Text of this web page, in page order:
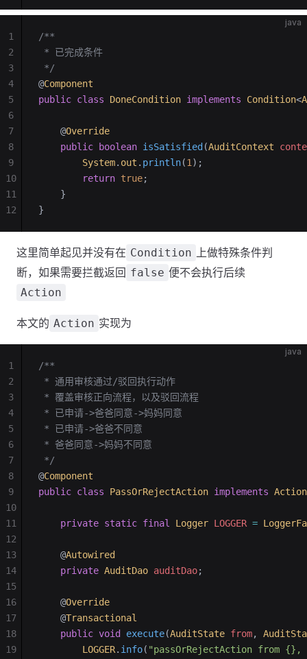
java
/**
* 已完成条件
*/
@Component
public class DoneCondition implements Condition<
    @
Override
    public
boolean isSatisfied (AuditContext
        System
. out . println(1);
        return
true;
    }
}
1
2
3
4
5
6
7
8
9
10
11
12
这里简单起见并没有在 Condition 上做特殊条件判
断，如果需要拦截返回 false 便不会执行后续
Action
本文的 Action 实现为
java
/**
* 通用审核通过/驳回执行动作
* 覆盖审核正向流程，以及驳回流程
* 已申请->爸爸同意->妈妈同意
* 已申请->爸爸不同意
* 爸爸同意->妈妈不同意
*/
@Component
public class PassOrRejectAction implements Action
    private
static final Logger LOGGER =
    @
Autowired
    private
AuditDao auditDao;
    @
Override
    @
Transactional
    public
void execute(AuditState from,
        LOGGER
. info( "passOrRejectAction from
1
2
3
4
5
6
7
8
9
10
11
12
13
14
15
16
17
18
19